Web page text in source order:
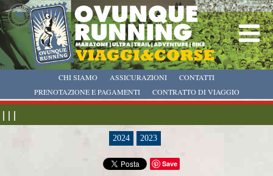
CHI SIAMO
PRENOTAZIONE E PAGAMENTI
CONTRATTO DI VIAGGIO
ASSICURAZIONI CONTATTI
| | |
2024 2023
Save